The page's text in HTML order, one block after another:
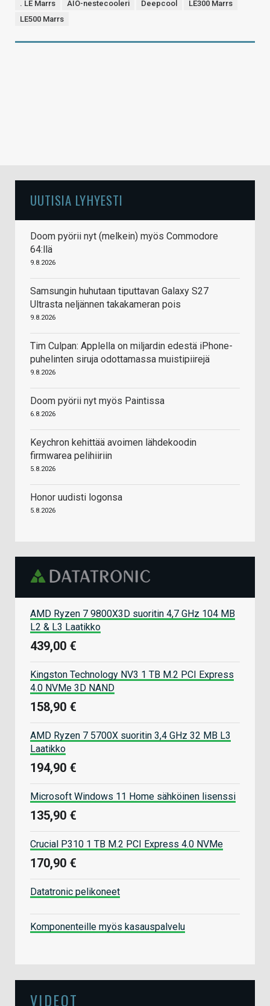
. LE Marrs AIO-nestecooleri Deepcool
LE300 Marrs
LE500 Marrs
UUTISIA LYHYESTI
Doom pyörii nyt (melkein) myös Commodore
64:llä
9.8.2026
Samsungin huhutaan tiputtavan Galaxy S27
Ultrasta neljännen takakameran pois
9.8.2026
Tim Culpan: Applella on miljardin edestä iPhone-
puhelinten siruja odottamassa muistipiirejä
9.8.2026
Doom pyörii nyt myös Paintissa
6.8.2026
Keychron kehittää avoimen lähdekoodin
firmwarea pelihiiriin
5.8.2026
Honor uudisti logonsa
5.8.2026
AMD Ryzen 7 9800X3D suoritin 4,7 GHz 104 MB
L2 & L3 Laatikko
439,00 €
Kingston Technology NV3 1 TB M.2 PCI Express
4.0 NVMe 3D NAND
158,90 €
AMD Ryzen 7 5700X suoritin 3,4 GHz 32 MB L3
Laatikko
194,90 €
Microsoft Windows 11 Home sähköinen lisenssi
135,90 €
Crucial P310 1 TB M.2 PCI Express 4.0 NVMe
170,90 €
Datatronic pelikoneet
Komponenteille myös kasauspalvelu
VIDEOT